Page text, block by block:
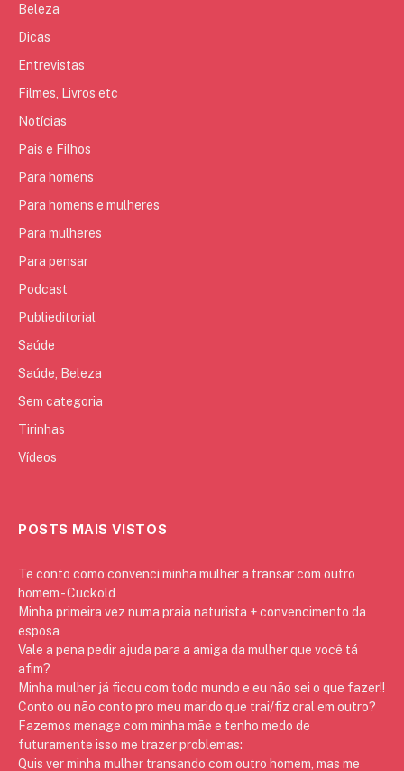
Beleza
Dicas
Entrevistas
Filmes, Livros etc
Notícias
Pais e Filhos
Para homens
Para homens e mulheres
Para mulheres
Para pensar
Podcast
Publieditorial
Saúde
Saúde, Beleza
Sem categoria
Tirinhas
Vídeos
POSTS MAIS VISTOS
Te conto como convenci minha mulher a transar com outro
homem - Cuckold
Minha primeira vez numa praia naturista + convencimento da
esposa
Vale a pena pedir ajuda para a amiga da mulher que você tá
afim?
Minha mulher já ficou com todo mundo e eu não sei o que fazer!!
Conto ou não conto pro meu marido que trai/fiz oral em outro?
Fazemos menage com minha mãe e tenho medo de
futuramente isso me trazer problemas:
Quis ver minha mulher transando com outro homem, mas me